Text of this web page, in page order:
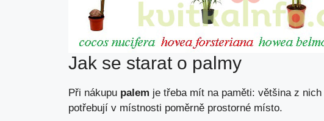
Jak se starat o palmy
Při nákupu palem je třeba mít na paměti: většina z
potřebují v místnosti poměrně prostorné místo.